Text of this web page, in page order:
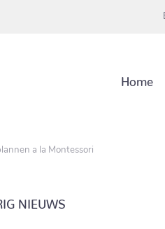
a la Montessori
NIEUWS
Home